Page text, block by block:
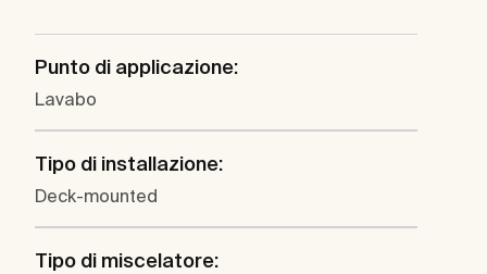
Punto di applicazione:
Lavabo
Tipo di installazione:
Deck-mounted
Tipo di miscelatore: